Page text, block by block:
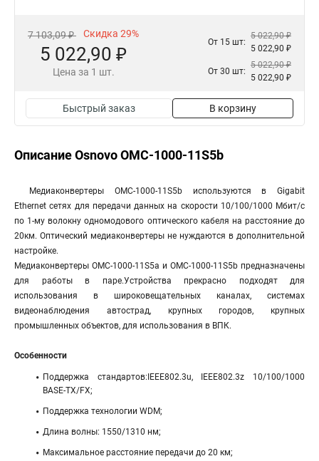
7 103,09 ₽ Скидка 29%
5 022,90 ₽
Цена за 1 шт.
От 15 шт:
5 022,90 ₽
5 022,90 ₽
От 30 шт:
5 022,90 ₽
5 022,90 ₽
Быстрый заказ В корзину
Описание Osnovo OMC-1000-11S5b
Медиаконвертеры OMC-1000-11S5b используются в Gigabit
Ethernet сетях для передачи данных на скорости 10/100/1000 Мбит/с
по 1-му волокну одномодового оптического кабеля на расстояние до
20км. Оптический медиаконвертеры не нуждаются в дополнительной
настройке.
Медиаконвертеры OMC-1000-11S5a и OMC-1000-11S5b предназначены
для работы в паре.Устройства прекрасно подходят для
использования в широковещательных каналах, системах
видеонаблюдения автострад, крупных городов, крупных
промышленных объектов, для использования в ВПК.
Особенности
Поддержка стандартов:IEEE802.3u, IEEE802.3z 10/100/1000
BASE-TX/FX;
Поддержка технологии WDM;
Длина волны: 1550/1310 нм;
Максимальное расстояние передачи до 20 км;